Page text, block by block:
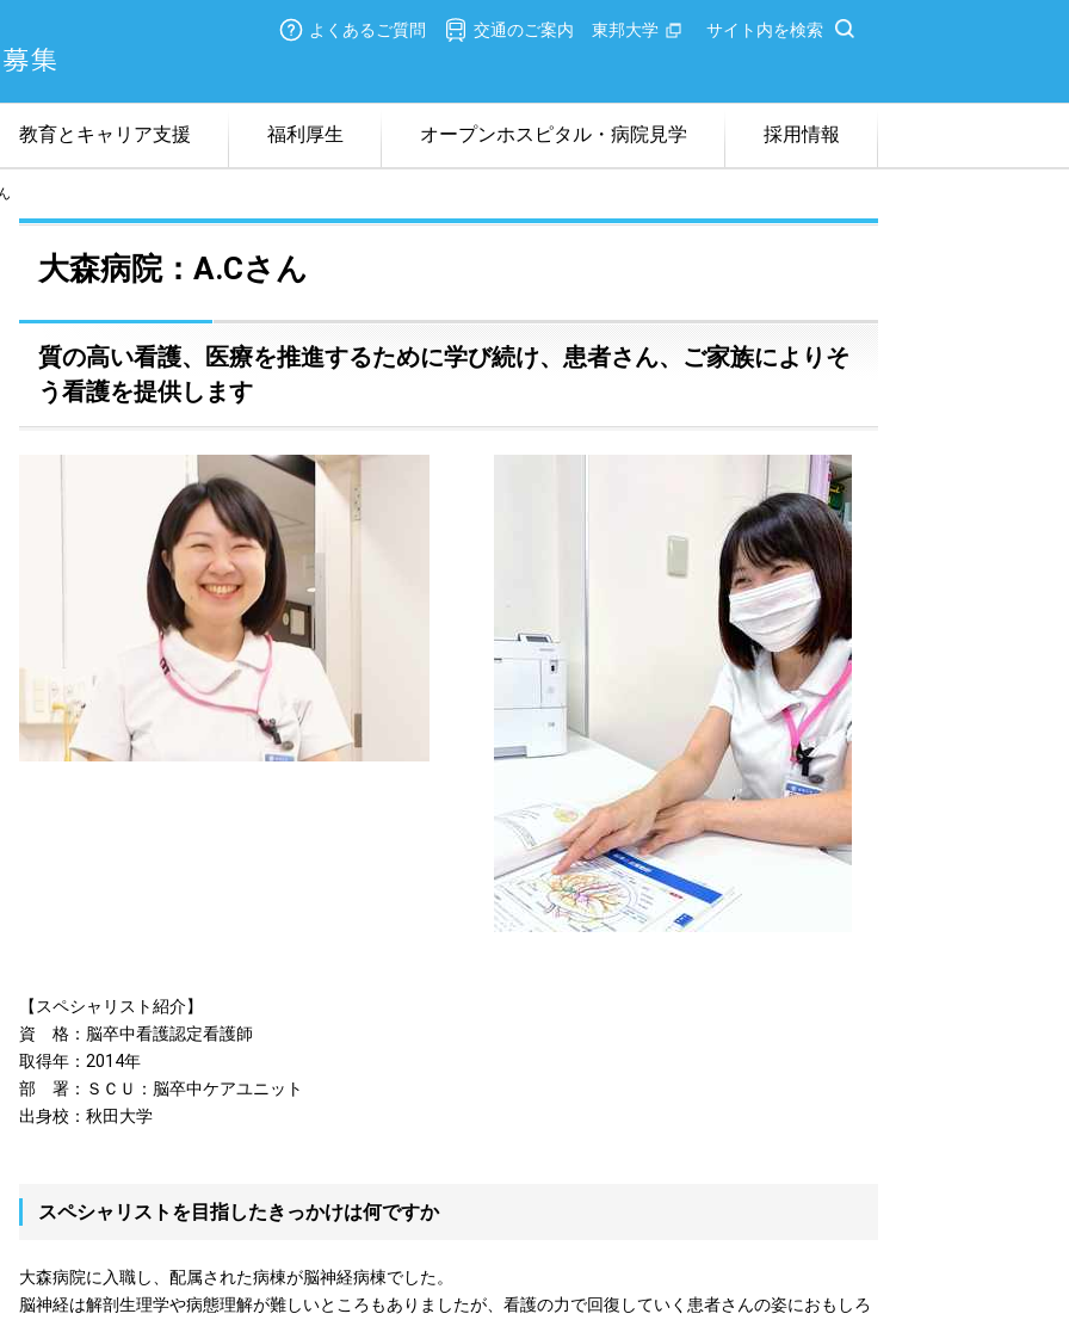
よくあるご質問 交通のご案内 東邦大学 サイト内を検索
教育とキャリア支援 福利厚生 オープンホスピタル・病院見学 採用情報
看護のキーワード
チーム医療
教育体制
病院見学 オンライン病院説明会
採用試験日程 在職者卒業校一覧
大森病院：A.Cさん
質の高い看護、医療を推進するために学び続け、患者さん、ご家族によりそ
う看護を提供します
【スペシャリスト紹介】
資 格：脳卒中看護認定看護師
取得年：2014年
部 署：ＳＣＵ：脳卒中ケアユニット
出身校：秋田大学
スペシャリストを目指したきっかけは何ですか
大森病院に入職し、配属された病棟が脳神経病棟でした。
脳神経は解剖生理学や病態理解が難しいところもありましたが、看護の力で回復していく患者さんの姿におもしろ